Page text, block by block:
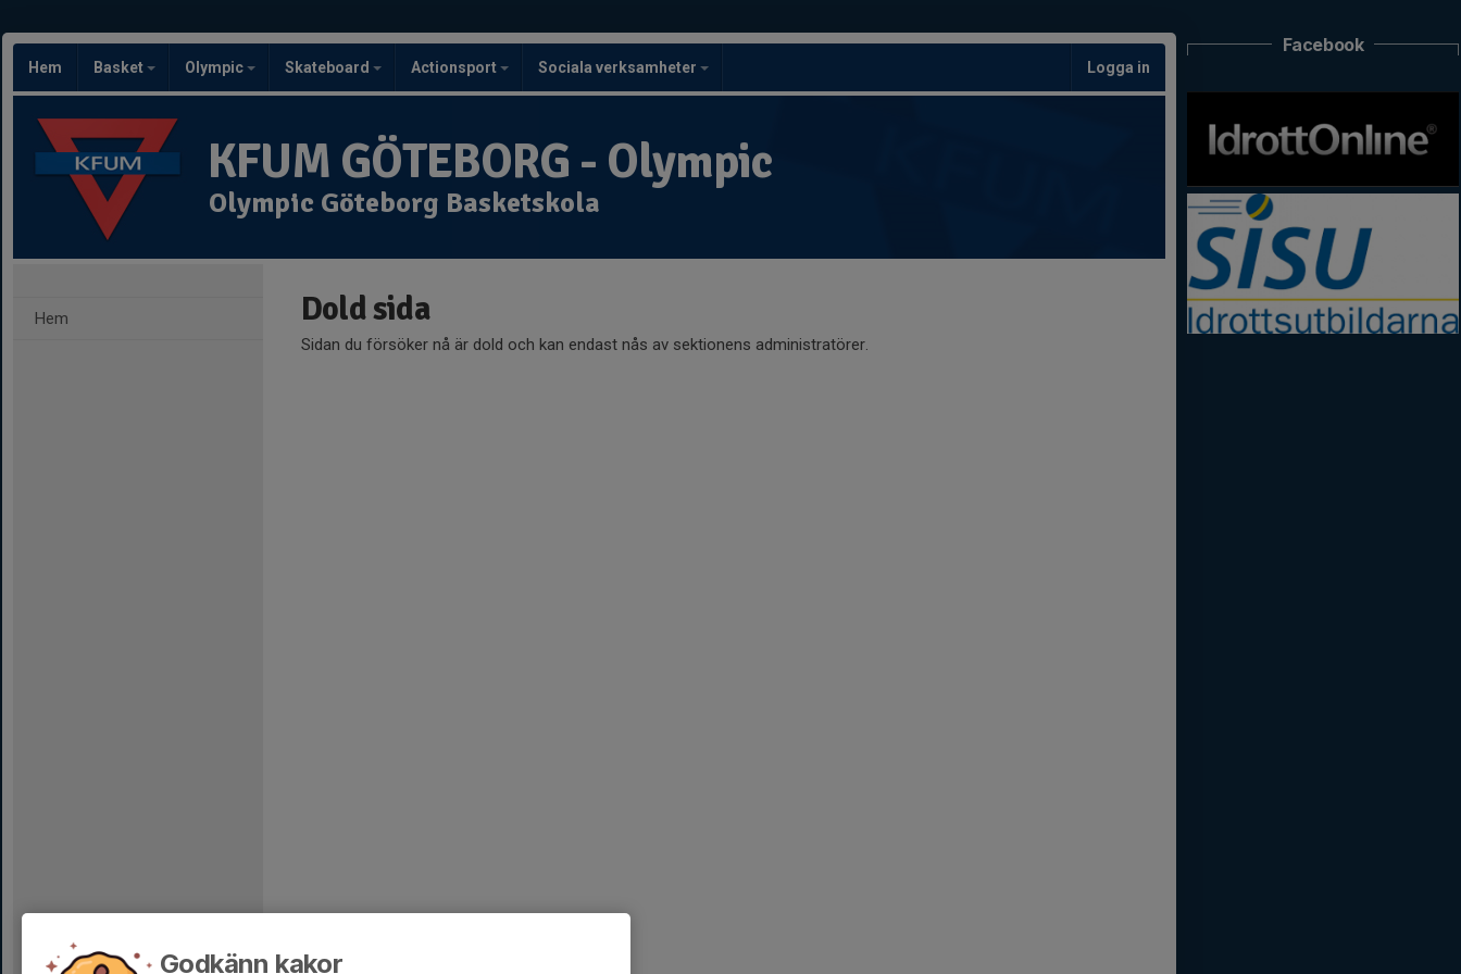
Hem Basket Olympic Skateboard Actionsport Sociala verksamheter Logga in
KFUM GÖTEBORG - Olympic
Olympic Göteborg Basketskola
Hem Dold sida
Sidan du försöker nå är dold och kan endast nås av sektionens administratörer.
Facebook
Godkänn kakor